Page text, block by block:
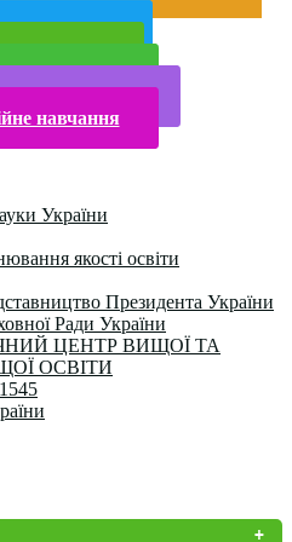
навчання
України
якості освіти
Президента України
Ради України
ЦЕНТР ВИЩОЇ ТА
ОСВІТИ